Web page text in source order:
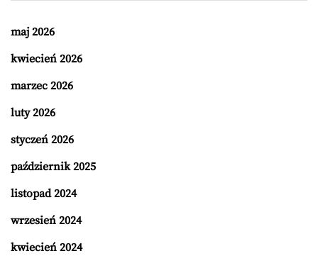
maj 2026
kwiecień 2026
marzec 2026
luty 2026
styczeń 2026
październik 2025
listopad 2024
wrzesień 2024
kwiecień 2024